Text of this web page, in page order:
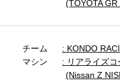
(TOYOTA
チーム
KONDO
マシン
リアライズ
(Nissan Z